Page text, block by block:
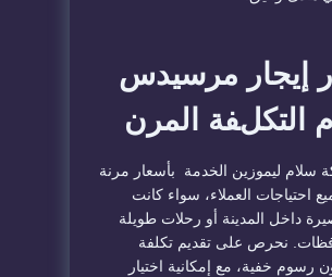
إيجار مرسيدس
التكلفة المرن
سلام ليموزين الخدمة بأسعار مرنة
احتياجات العملاء، سواء كانت
داخل المدينة أو رحلات طويلة
نحرص على تقديم تكلفة
رسوم خفية، مع إمكانية اختيار